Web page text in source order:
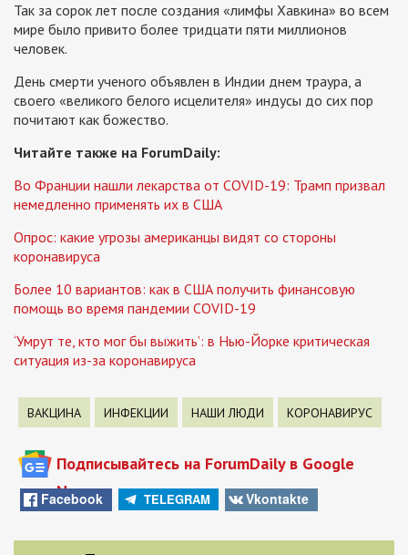
Так за сорок лет после создания «лимфы Хавкина» во всем
мире было привито более тридцати пяти миллионов
человек.
День смерти ученого объявлен в Индии днем траура, а
своего «великого белого исцелителя» индусы до сих пор
почитают как божество.
Читайте также на ForumDaily:
Во Франции нашли лекарства от COVID-19: Трамп призвал
немедленно применять их в США
Опрос: какие угрозы американцы видят со стороны
коронавируса
Более 10 вариантов: как в США получить финансовую
помощь во время пандемии COVID-19
‘Умрут те, кто мог бы выжить’: в Нью-Йорке критическая
ситуация из-за коронавируса
ВАКЦИНА ИНФЕКЦИИ НАШИ ЛЮДИ КОРОНАВИРУС
Подписывайтесь на ForumDaily в Google
News
Facebook TELEGRAM Vkontakte